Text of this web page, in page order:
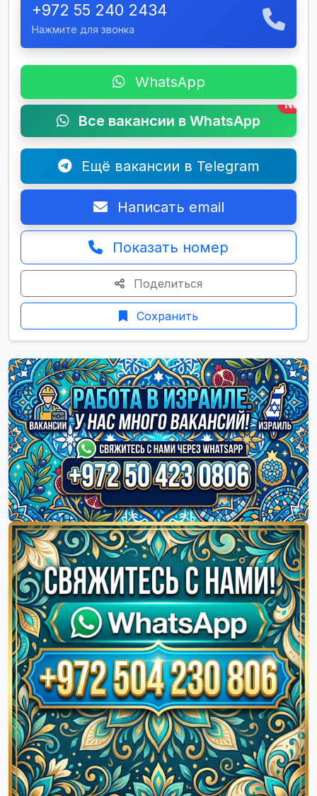
+972 55 240 2434
Нажмите для звонка
WhatsApp
Все вакансии в WhatsApp
New
Ещё вакансии в Telegram
Написать email
Показать номер
Поделиться
Сохранить